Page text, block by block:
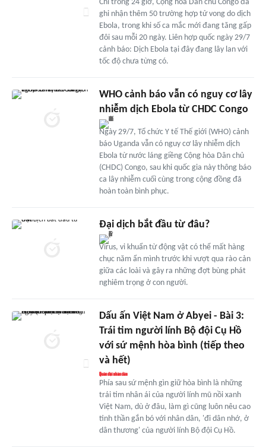
Chỉ trong 24 giờ, Cộng hòa Dân chủ Congo đã
ghi nhận thêm 50 trường hợp tử vong do dịch
Ebola, trong khi số ca mắc mới đang tăng gấp
đôi sau mỗi 20 ngày. Liên hợp quốc ngày 29/7
cảnh báo: Dịch Ebola tại đây đang lây lan với
tốc độ chưa từng có.
WHO cảnh báo vẫn có nguy cơ lây
nhiễm dịch Ebola từ CHDC Congo
Ngày 29/7, Tổ chức Y tế Thế giới (WHO) cảnh
báo Uganda vẫn có nguy cơ lây nhiễm dịch
Ebola từ nước láng giềng Cộng hòa Dân chủ
(CHDC) Congo, sau khi quốc gia này thông báo
ca lây nhiễm cuối cùng trong cộng đồng đã
hoàn toàn bình phục.
Đại dịch bắt đầu từ đâu?
Virus, vi khuẩn từ động vật có thể mất hàng
chục năm ẩn mình trước khi vượt qua rào cản
giữa các loài và gây ra những đợt bùng phát
nghiêm trọng ở con người.
Dấu ấn Việt Nam ở Abyei - Bài 3:
Trái tim người lính Bộ đội Cụ Hồ
với sứ mệnh hòa bình (tiếp theo
và hết)
Phía sau sứ mệnh gìn giữ hòa bình là những
trái tim nhân ái của người lính mũ nồi xanh
Việt Nam, dù ở đâu, làm gì cũng luôn nêu cao
tinh thần gắn bó với nhân dân, 'đi dân nhớ, ở
dân thương' của người lính Bộ đội Cụ Hồ.